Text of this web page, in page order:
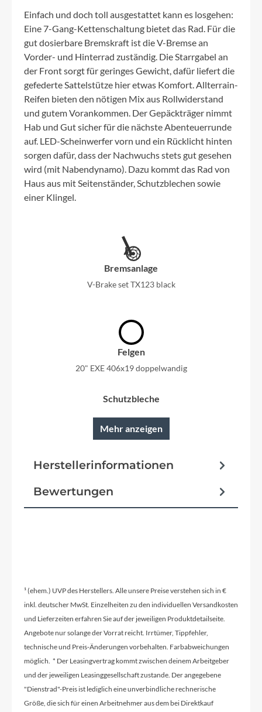
Einfach und doch toll ausgestattet kann es losgehen:
Eine 7-Gang-Kettenschaltung bietet das Rad. Für die
gut dosierbare Bremskraft ist die V-Bremse an
Vorder- und Hinterrad zuständig. Die Starrgabel an
der Front sorgt für geringes Gewicht, dafür liefert die
gefederte Sattelstütze hier etwas Komfort. Allterrain-
Reifen bieten den nötigen Mix aus Rollwiderstand
und gutem Vorankommen. Der Gepäckträger nimmt
Hab und Gut sicher für die nächste Abenteuerrunde
auf. LED-Scheinwerfer vorn und ein Rücklicht hinten
sorgen dafür, dass der Nachwuchs stets gut gesehen
wird (mit Nabendynamo). Dazu kommt das Rad von
Haus aus mit Seitenständer, Schutzblechen sowie
einer Klingel.
Bremsanlage
V-Brake set TX123 black
Felgen
20" EXE 406x19 doppelwandig
Schutzbleche
inklusive
Vorbau
HiTen/Alloy black
Rahmentyp
Mehr anzeigen
Herstellerinformationen
Bewertungen
¹ (ehem.) UVP des Herstellers. Alle unsere Preise verstehen sich in €
inkl. deutscher MwSt. Einzelheiten zu den individuellen Versandkosten
und Lieferzeiten erfahren Sie auf der jeweiligen Produktdetailseite.
Angebote nur solange der Vorrat reicht. Irrtümer, Tippfehler,
technische und Preis-Änderungen vorbehalten. Farbabweichungen
möglich. * Der Leasingvertrag kommt zwischen deinem Arbeitgeber
und der jeweiligen Leasinggesellschaft zustande. Der angegebene
"Dienstrad"-Preis ist lediglich eine unverbindliche rechnerische
Größe, die sich für einen Arbeitnehmer aus dem bei Direktkauf